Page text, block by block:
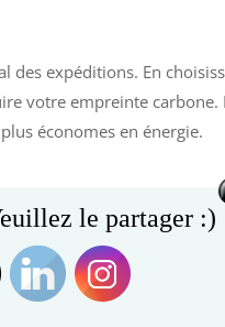
expéditions. En
votre empreinte
économes en énergie.
pour aligner votre
le partager :)